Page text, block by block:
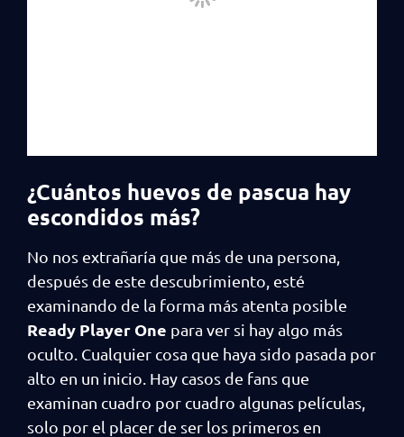
¿Cuántos huevos de pascua hay
escondidos más?
No nos extrañaría que más de una persona,
después de este descubrimiento, esté
examinando de la forma más atenta posible
Ready Player One para ver si hay algo más
oculto. Cualquier cosa que haya sido pasada por
alto en un inicio. Hay casos de fans que
examinan cuadro por cuadro algunas películas,
solo por el placer de ser los primeros en